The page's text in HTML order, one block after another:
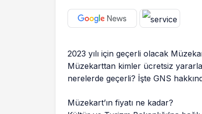
2023 yılı için geçerli olacak
Müzekarttan kimler ücretsiz
nerelerde geçerli? İşte GNS
Müzekart’ın fiyatı ne kadar?